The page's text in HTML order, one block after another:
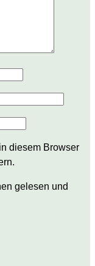
diesem Browser
gelesen und